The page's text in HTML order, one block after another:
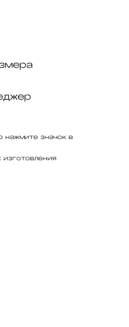
нажмите значок в
изготовления